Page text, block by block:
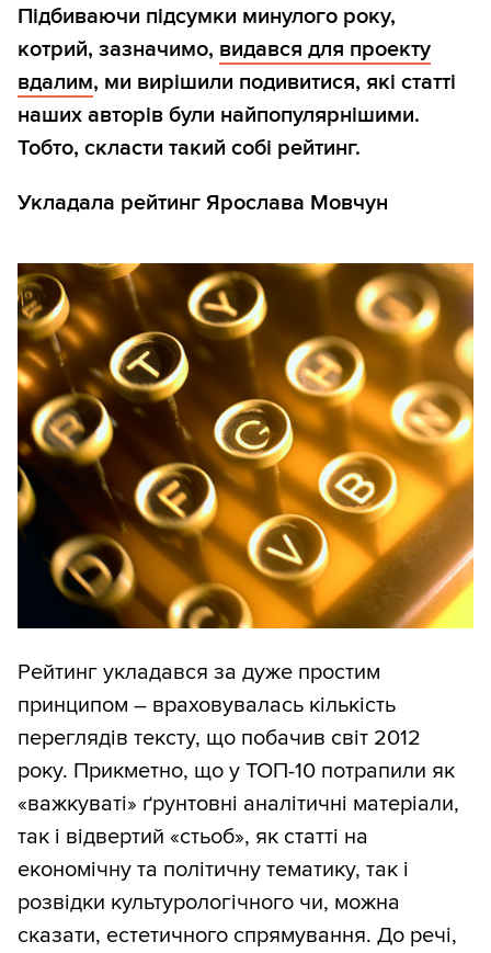
Підбиваючи підсумки минулого року,
котрий, зазначимо, видався для проекту
вдалим, ми вирішили подивитися, які статті
наших авторів були найпопулярнішими.
Тобто, скласти такий собі рейтинг.
Укладала рейтинг Ярослава Мовчун
Рейтинг укладався за дуже простим
принципом – враховувалась кількість
переглядів тексту, що побачив світ 2012
року. Прикметно, що у ТОП-10 потрапили як
«важкуваті» ґрунтовні аналітичні матеріали,
так і відвертий «стьоб», як статті на
економічну та політичну тематику, так і
розвідки культурологічного чи, можна
сказати, естетичного спрямування. До речі,